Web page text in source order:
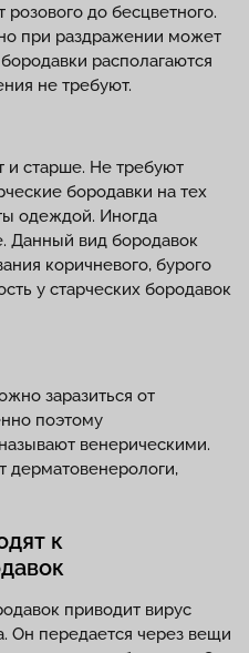
розового до бесцветного.
при раздражении может
располагаются
не требуют.
и старше. Не требуют
бородавки на тех
одеждой. Иногда
Данный вид бородавок
коричневого, бурого
у старческих бородавок
заразиться от
поэтому
называют венерическими.
дерматовенерологи,
к
приводит вирус
Он передается через вещи